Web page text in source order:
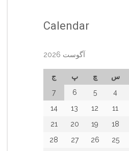
Calendar
آگوست 2026
س چ پ
ج
4
5
6
7
11
12
13
14
18
19
20
21
25
26
27
28